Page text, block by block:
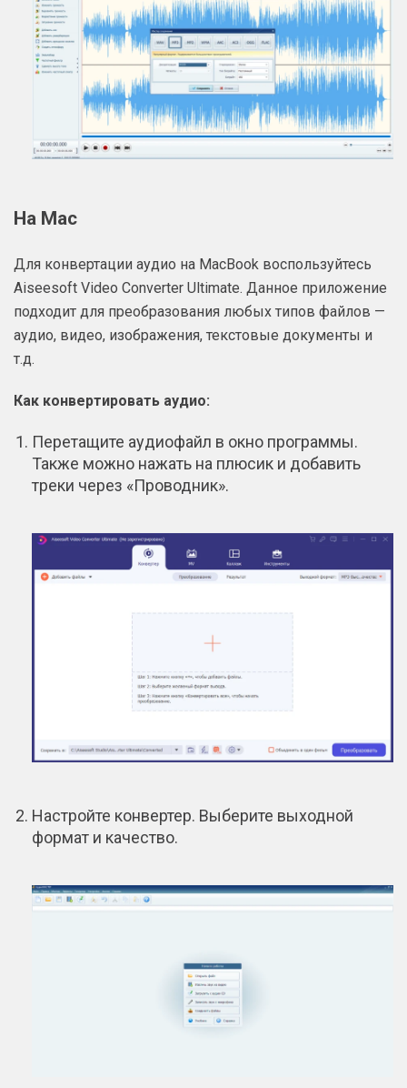
На Mac
Для конвертации аудио на MacBook воспользуйтесь
Aiseesoft Video Converter Ultimate. Данное приложение
подходит для преобразования любых типов файлов —
аудио, видео, изображения, текстовые документы и
т.д.
Как конвертировать аудио:
Перетащите аудиофайл в окно программы.
Также можно нажать на плюсик и добавить
треки через «Проводник».
Настройте конвертер. Выберите выходной
формат и качество.